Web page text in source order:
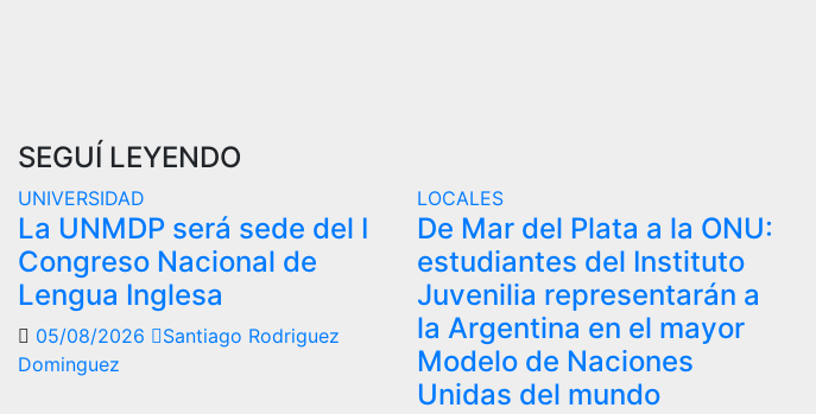
SEGUÍ LEYENDO
UNIVERSIDAD
La UNMDP será sede del I
Congreso Nacional de
Lengua Inglesa
05/08/2026
Santiago Rodriguez
Dominguez
LOCALES
De Mar del Plata a la ONU:
estudiantes del Instituto
Juvenilia representarán a
la Argentina en el mayor
Modelo de Naciones
Unidas del mundo